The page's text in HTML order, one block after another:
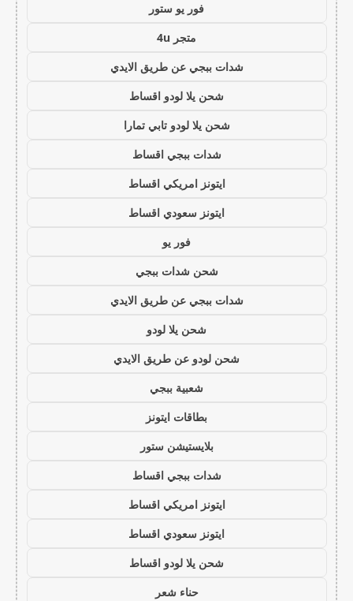
فور يو ستور
متجر 4u
شدات ببجي عن طريق الايدي
شحن يلا لودو اقساط
شحن يلا لودو تابي تمارا
شدات ببجي اقساط
ايتونز امريكي اقساط
ايتونز سعودي اقساط
فور يو
شحن شدات ببجي
شدات ببجي عن طريق الايدي
شحن يلا لودو
شحن لودو عن طريق الايدي
شعبية ببجي
بطاقات ايتونز
بلايستيشن ستور
شدات ببجي اقساط
ايتونز امريكي اقساط
ايتونز سعودي اقساط
شحن يلا لودو اقساط
حناء شعر